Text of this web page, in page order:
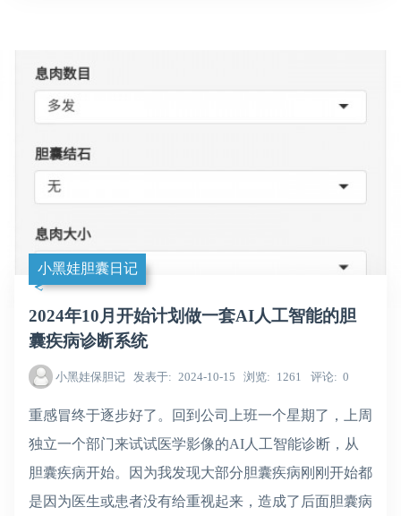
小黑娃胆囊日记
2024年10月开始计划做一套AI人工智能的胆
囊疾病诊断系统
小黑娃保胆记 发表于 2024-10-15 浏览 1261 评论 0
重感冒终于逐步好了。回到公司上班一个星期了，上周
独立一个部门来试试医学影像的AI人工智能诊断，从
胆囊疾病开始。因为我发现大部分胆囊疾病刚刚开始都
是因为医生或患者没有给重视起来，造成了后面胆囊病